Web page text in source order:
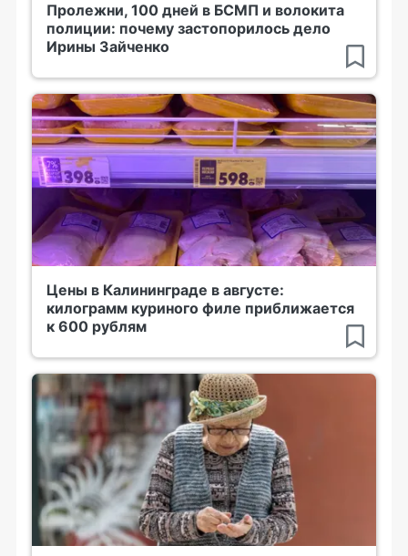
Пролежни, 100 дней в БСМП и волокита
полиции: почему застопорилось дело
Ирины Зайченко
Цены в Калининграде в августе:
килограмм куриного филе приближается
к 600 рублям